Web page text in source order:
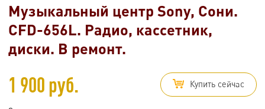
Музыкальный центр Sony, Сони.
CFD-656L. Радио, кассетник,
диски. В ремонт.
1 900 руб. Купить сейчас